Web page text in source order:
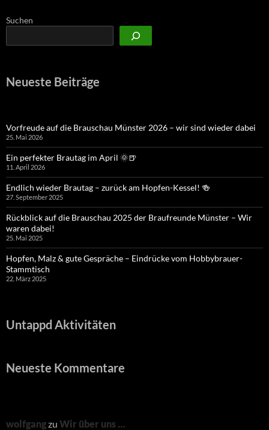
Suchen
Neueste Beiträge
Vorfreude auf die Brauschau Münster 2026 – wir sind wieder dabei
25. Mai 2026
Ein perfekter Brautag im April 🌞🍺
11. April 2026
Endlich wieder Brautag – zurück am Hopfen-Kessel! 🍻
27. September 2025
Rückblick auf die Brauschau 2025 der Braufreunde Münster – Wir
waren dabei!
25. Mai 2025
Hopfen, Malz & gute Gespräche – Eindrücke vom Hobbybrauer-
Stammtisch
22. März 2025
Untappd Aktivitäten
Neueste Kommentare
wolfgangzu Wir über uns …